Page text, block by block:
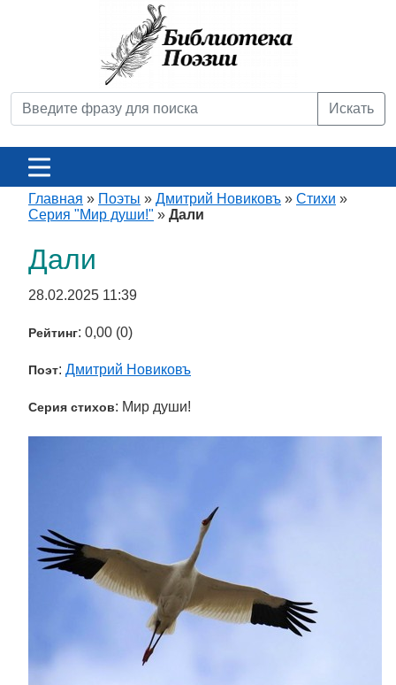
Искать
Главная » Поэты » Дмитрий Новиковъ » Стихи »
Серия "Мир души!" » Дали
Дали
28.02.2025 11:39
Рейтинг: 0,00 (0)
Поэт: Дмитрий Новиковъ
Серия стихов: Мир души!